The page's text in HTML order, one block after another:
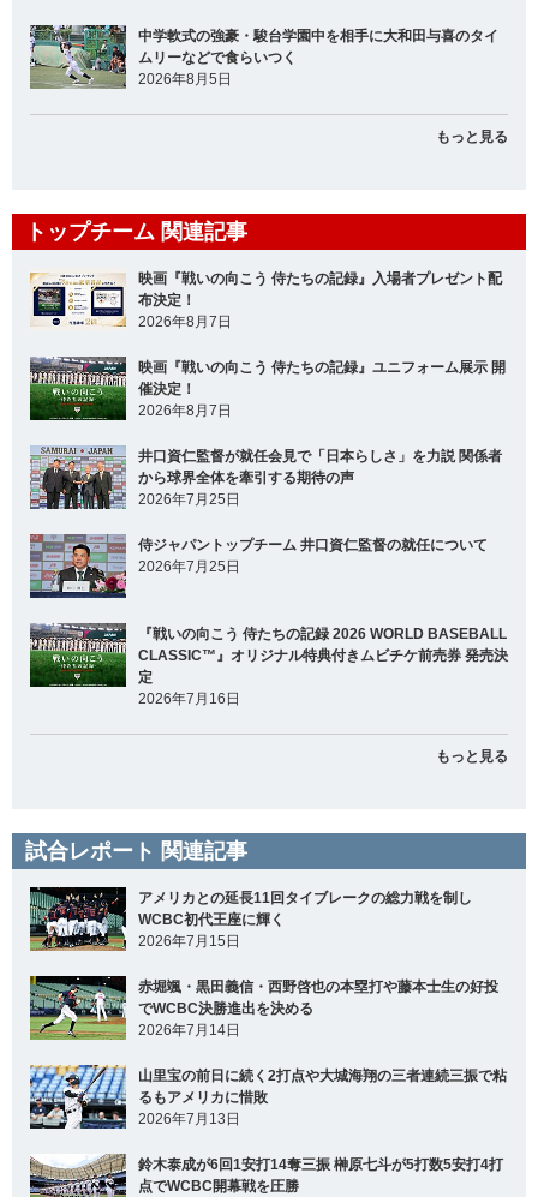
中学軟式の強豪・駿台学園中を相手に大和田与喜のタイ
ムリーなどで食らいつく
2026年8月5日
もっと見る
トップチーム 関連記事
映画『戦いの向こう 侍たちの記録』入場者プレゼント配
布決定！
2026年8月7日
映画『戦いの向こう 侍たちの記録』ユニフォーム展示 開
催決定！
2026年8月7日
井口資仁監督が就任会見で「日本らしさ」を力説 関係者
から球界全体を牽引する期待の声
2026年7月25日
侍ジャパントップチーム 井口資仁監督の就任について
2026年7月25日
『戦いの向こう 侍たちの記録 2026 WORLD BASEBALL
CLASSIC™』オリジナル特典付きムビチケ前売券 発売決
定
2026年7月16日
もっと見る
試合レポート 関連記事
アメリカとの延長11回タイブレークの総力戦を制し
WCBC初代王座に輝く
2026年7月15日
赤堀颯・黒田義信・西野啓也の本塁打や藤本士生の好投
でWCBC決勝進出を決める
2026年7月14日
山里宝の前日に続く2打点や大城海翔の三者連続三振で粘
るもアメリカに惜敗
2026年7月13日
鈴木泰成が6回1安打14奪三振 榊原七斗が5打数5安打4打
点でWCBC開幕戦を圧勝